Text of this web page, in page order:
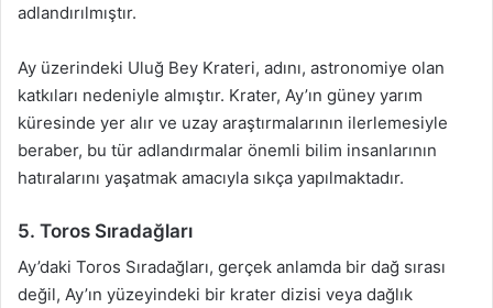
adlandırılmıştır.
Ay üzerindeki Uluğ Bey Krateri, adını, astronomiye olan
katkıları nedeniyle almıştır. Krater, Ay’ın güney yarım
küresinde yer alır ve uzay araştırmalarının ilerlemesiyle
beraber, bu tür adlandırmalar önemli bilim insanlarının
hatıralarını yaşatmak amacıyla sıkça yapılmaktadır.
5. Toros Sıradağları
Ay’daki Toros Sıradağları, gerçek anlamda bir dağ sırası
değil, Ay’ın yüzeyindeki bir krater dizisi veya dağlık